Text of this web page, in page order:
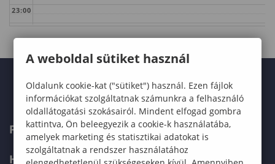
23:00
FELVÉTELIZŐKNEK
HALLGATÓKNAK
A weboldal sütiket használ
Oldalunk cookie-kat ("sütiket") használ. Ezen fájlok
információkat szolgáltatnak számunkra a felhasználó
oldallátogatási szokásairól. Mindent elfogad gombra
kattintva, Ön beleegyezik a cookie-k használatába,
amelyek marketing és statisztikai adatokat is
szolgáltatnak a rendszer használatához